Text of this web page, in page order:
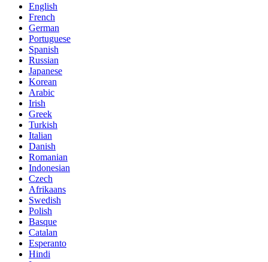
English
French
German
Portuguese
Spanish
Russian
Japanese
Korean
Arabic
Irish
Greek
Turkish
Italian
Danish
Romanian
Indonesian
Czech
Afrikaans
Swedish
Polish
Basque
Catalan
Esperanto
Hindi